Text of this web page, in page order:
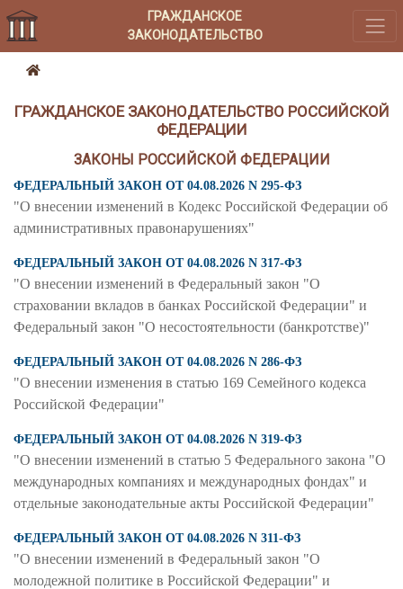
ГРАЖДАНСКОЕ
ЗАКОНОДАТЕЛЬСТВО
ГРАЖДАНСКОЕ ЗАКОНОДАТЕЛЬСТВО РОССИЙСКОЙ
ФЕДЕРАЦИИ
ЗАКОНЫ РОССИЙСКОЙ ФЕДЕРАЦИИ
ФЕДЕРАЛЬНЫЙ ЗАКОН ОТ 04.08.2026 N 295-ФЗ
"О внесении изменений в Кодекс Российской Федерации об
административных правонарушениях"
ФЕДЕРАЛЬНЫЙ ЗАКОН ОТ 04.08.2026 N 317-ФЗ
"О внесении изменений в Федеральный закон "О
страховании вкладов в банках Российской Федерации" и
Федеральный закон "О несостоятельности (банкротстве)"
ФЕДЕРАЛЬНЫЙ ЗАКОН ОТ 04.08.2026 N 286-ФЗ
"О внесении изменения в статью 169 Семейного кодекса
Российской Федерации"
ФЕДЕРАЛЬНЫЙ ЗАКОН ОТ 04.08.2026 N 319-ФЗ
"О внесении изменений в статью 5 Федерального закона "О
международных компаниях и международных фондах" и
отдельные законодательные акты Российской Федерации"
ФЕДЕРАЛЬНЫЙ ЗАКОН ОТ 04.08.2026 N 311-ФЗ
"О внесении изменений в Федеральный закон "О
молодежной политике в Российской Федерации" и